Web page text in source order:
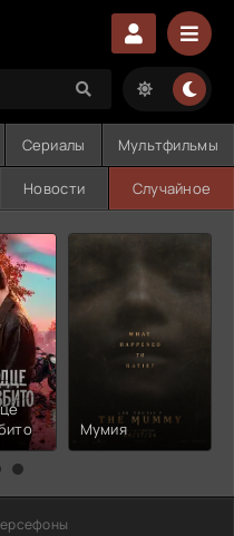
Сериалы Мультфильмы
Новости Случайное
Мумия